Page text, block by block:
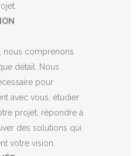
nous comprenons
détail. Nous
pour
avec vous, étudier
projet, répondre à
des solutions qui
votre vision.